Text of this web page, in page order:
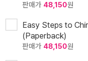
판매가 48,150원
Easy Steps to
(Paperback)
판매가 48,150원